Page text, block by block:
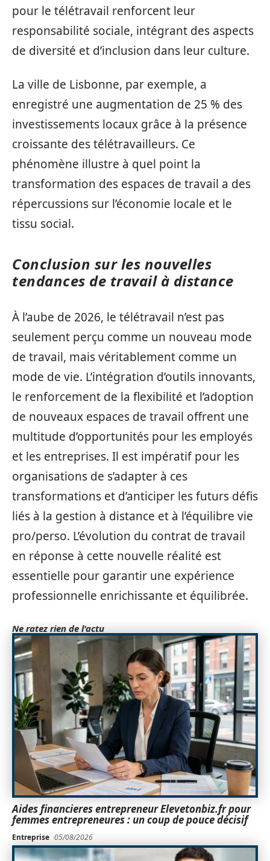
pour le télétravail renforcent leur
responsabilité sociale, intégrant des aspects
de diversité et d’inclusion dans leur culture.
La ville de Lisbonne, par exemple, a
enregistré une augmentation de 25 % des
investissements locaux grâce à la présence
croissante des télétravailleurs. Ce
phénomène illustre à quel point la
transformation des espaces de travail a des
répercussions sur l’économie locale et le
tissu social.
Conclusion sur les nouvelles
tendances de travail à distance
À l’aube de 2026, le télétravail n’est pas
seulement perçu comme un nouveau mode
de travail, mais véritablement comme un
mode de vie. L’intégration d’outils innovants,
le renforcement de la flexibilité et l’adoption
de nouveaux espaces de travail offrent une
multitude d’opportunités pour les employés
et les entreprises. Il est impératif pour les
organisations de s’adapter à ces
transformations et d’anticiper les futurs défis
liés à la gestion à distance et à l’équilibre vie
pro/perso. L’évolution du contrat de travail
en réponse à cette nouvelle réalité est
essentielle pour garantir une expérience
professionnelle enrichissante et équilibrée.
Ne ratez rien de l'actu
Aides financieres entrepreneur Elevetonbiz.fr pour
femmes entrepreneures : un coup de pouce décisif
Entreprise 05/08/2026